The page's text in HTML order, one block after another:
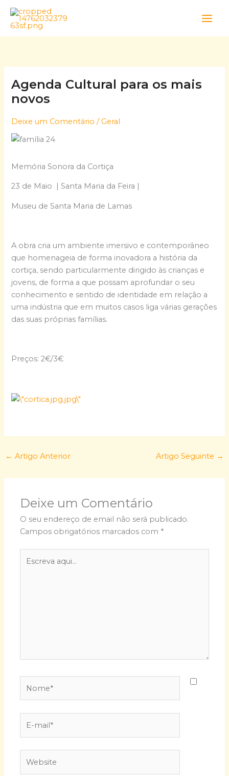
Skip
content
Agenda Cultural para os mais
novos
Deixe um Comentário / Geral
Memória Sonora da Cortiça
23 de Maio | Santa Maria da Feira |
Museu de Santa Maria de Lamas
A obra cria um ambiente imersivo e contemporâneo
que homenageia de forma inovadora a história da
cortiça, sendo particularmente dirigido às crianças e
jovens, de forma a que possam aprofundar o seu
conhecimento e sentido de identidade em relação a
uma indústria que em muitos casos liga várias gerações
das suas próprias famílias.
Preços: 2€/3€
← Artigo Anterior Artigo Seguinte →
Deixe um Comentário
O seu endereço de email não será publicado.
Campos obrigatórios marcados com *
aqui...
mail*